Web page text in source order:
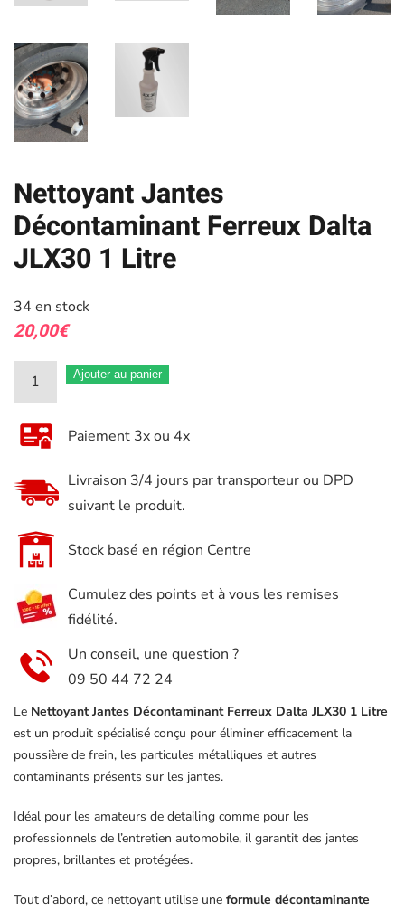
Nettoyant Jantes
Décontaminant Ferreux Dalta
JLX30 1 Litre
34 en stock
20,00€
quantité
de
Nettoyant
Jantes
Décontaminant
Ferreux
JLX30
1
Litre
Ajouter au panier
Paiement 3x ou 4x
Livraison 3/4 jours par transporteur ou DPD
suivant le produit.
Stock basé en région Centre
Cumulez des points et à vous les remises
fidélité.
Un conseil, une question ?
09 50 44 72 24
Le Nettoyant Jantes Décontaminant Ferreux Dalta JLX30 1 Litre
est un produit spécialisé conçu pour éliminer efficacement la
poussière de frein, les particules métalliques et autres
contaminants présents sur les jantes.
Idéal pour les amateurs de detailing comme pour les
professionnels de l’entretien automobile, il garantit des jantes
propres, brillantes et protégées.
Tout d’abord, ce nettoyant utilise une formule décontaminante